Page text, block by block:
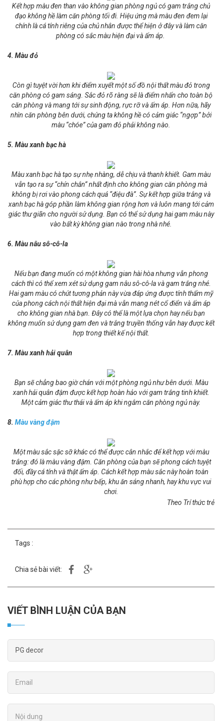
Kết hợp màu đen than vào không gian phòng ngủ có gam trắng chủ
đạo không hề làm căn phòng tối đi. Hiệu ứng mà màu đen đem lại
chính là cá tính riêng của chủ nhân được thể hiện ở đây và làm căn
phòng có sắc màu hiện đại và ấm áp.
4. Màu đỏ
Còn gì tuyệt vời hơn khi điểm xuyết một số đồ nội thất màu đỏ trong
căn phòng có gam sáng. Sắc đỏ rõ ràng sẽ là điểm nhấn cho toàn bộ
căn phòng và mang tới sự sinh động, rực rỡ và ấm áp. Hơn nữa, hãy
nhìn căn phòng bên dưới, chúng ta không hề có cảm giác “ngợp” bởi
màu “chóe” của gam đỏ phải không nào.
5. Màu xanh bạc hà
Màu xanh bạc hà tạo sự nhẹ nhàng, dễ chịu và thanh khiết. Gam màu
vẫn tạo ra sự “chín chắn” nhất định cho không gian căn phòng mà
không bị rơi vào phong cách quá “điệu đà”. Sự kết hợp giữa trắng và
xanh bạc hà góp phần làm không gian rộng hơn và luôn mang tới cảm
giác thư giãn cho người sử dụng. Bạn có thể sử dụng hai gam màu này
vào bất kỳ không gian nào trong nhà nhé.
6. Màu nâu sô-cô-la
Nếu bạn đang muốn có một không gian hài hòa nhưng vẫn phong
cách thì có thể xem xét sử dụng gam nâu sô-cô-la và gam trắng nhé.
Hai gam màu có chút tương phản này vừa đáp ứng được tính thẩm mỹ
của phong cách nội thất hiện đại mà vẫn mang nét cổ điển và ấm áp
cho không gian nhà bạn. Đây có thể là một lựa chọn hay nếu bạn
không muốn sử dụng gam đen và trắng truyền thống vẫn hay được kết
hợp trong thiết kế nội thất.
7. Màu xanh hải quân
Bạn sẽ chẳng bao giờ chán với một phòng ngủ như bên dưới. Màu
xanh hải quân đậm được kết hợp hoàn hảo với gam trắng tinh khiết.
Một cảm giác thư thái và ấm áp khi ngắm căn phòng ngủ này.
8. Màu vàng đậm
Một màu sắc sặc sỡ khác có thể được cân nhắc để kết hợp với màu
trắng: đó là màu vàng đậm. Căn phòng của bạn sẽ phong cách tuyệt
đối, đầy cá tính và thật ấm áp. Cách kết hợp màu sắc này hoàn toàn
phù hợp cho các phòng như bếp, khu ăn sáng nhanh, hay khu vực vui
chơi.
Theo Trí thức trẻ
Tags :
Chia sẻ bài viết:
VIẾT BÌNH LUẬN CỦA BẠN